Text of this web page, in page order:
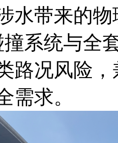
水带来的
撞系统与全
路况风险
需求。